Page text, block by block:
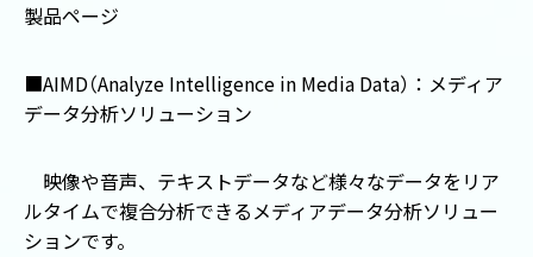
製品ページ
■AIMD（Analyze Intelligence in Media Data）：メディア
データ分析ソリューション
映像や音声、テキストデータなど様々なデータをリア
ルタイムで複合分析できるメディアデータ分析ソリュー
ションです。